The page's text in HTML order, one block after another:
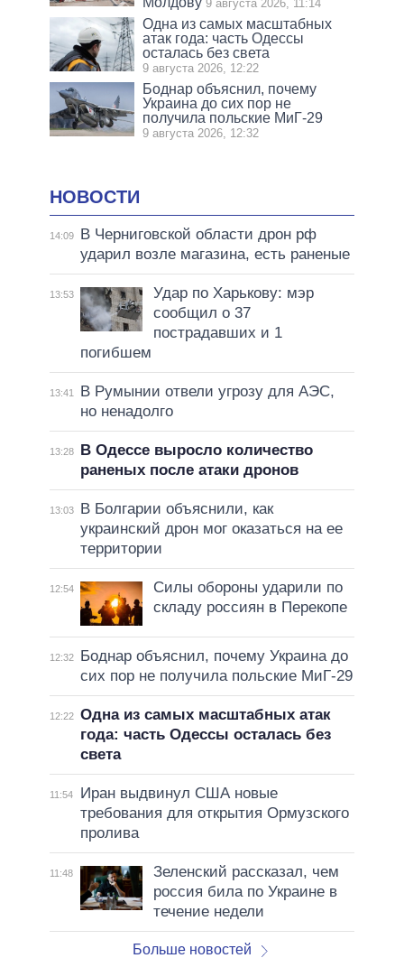
9 августа 2026, 11:14
Одна из самых масштабных
атак года: часть Одессы
осталась без света
9 августа 2026, 12:22
Боднар объяснил, почему
Украина до сих пор не
получила польские МиГ-29
9 августа 2026, 12:32
НОВОСТИ
14:09
В Черниговской области дрон рф
ударил возле магазина, есть раненые
13:53
Удар по Харькову: мэр
сообщил о 37
пострадавших и 1
погибшем
13:41
В Румынии отвели угрозу для АЭС,
но ненадолго
13:28
В Одессе выросло количество
раненых после атаки дронов
13:03
В Болгарии объяснили, как
украинский дрон мог оказаться на ее
территории
12:54
Силы обороны ударили по
складу россиян в Перекопе
12:32
Боднар объяснил, почему Украина до
сих пор не получила польские МиГ-29
12:22 Одна из самых масштабных атак
года: часть Одессы осталась без
света
11:54
Иран выдвинул США новые
требования для открытия Ормузского
пролива
11:48
Зеленский рассказал, чем
россия била по Украине в
течение недели
Больше новостей